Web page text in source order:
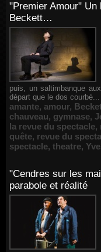
"Premier Amour"
Beckett…
puis, un saltimbanque
départ que le dos courbé...
amante, amour,
chauveau, gymnase,
la revue du spectacle,
quête, revue du
spectacle, theatre,
"Cendres sur les
parabole et réalité